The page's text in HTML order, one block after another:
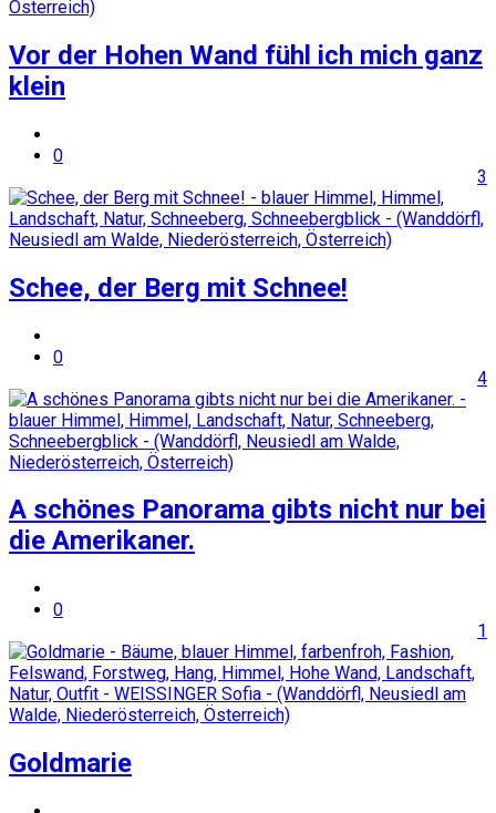
Vor der Hohen Wand fühl ich mich ganz
klein
0
3
Schee, der Berg mit Schnee!
0
4
A schönes Panorama gibts nicht nur bei
die Amerikaner.
0
1
Goldmarie